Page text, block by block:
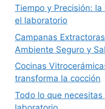
Tiempo y Precisión:
el laboratorio
Campanas
Ambiente Seguro y
Cocinas
transforma la cocción
Todo lo que